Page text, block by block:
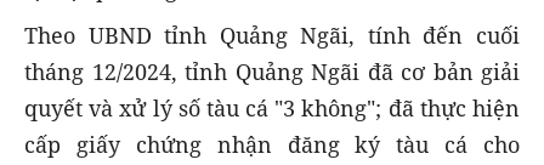
Theo UBND tỉnh Quảng Ngãi, tính đến cuối
tháng 12/2024, tỉnh Quảng Ngãi đã cơ bản giải
quyết và xử lý số tàu cá "3 không"; đã thực hiện
cấp giấy chứng nhận đăng ký tàu cá cho